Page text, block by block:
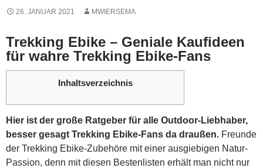
26. JANUAR 2021 MWIERSEMA
Trekking Ebike – Geniale Kaufideen
für wahre Trekking Ebike-Fans
Inhaltsverzeichnis
Hier ist der große Ratgeber für alle Outdoor-Liebhaber,
besser gesagt Trekking Ebike-Fans da draußen. Freunde
der Trekking Ebike-Zubehöre mit einer ausgiebigen Natur-
Passion, denn mit diesen Bestenlisten erhält man nicht nur